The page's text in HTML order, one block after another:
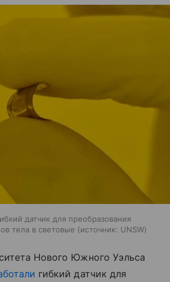
датчик для преобразования
тела в световые
источник: UNSW
Нового Южного Уэльса
гибкий датчик для